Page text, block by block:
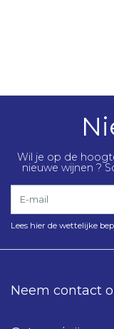
Wil je op de
nieuwe wijnen ?
Lees hier de wettelijke
Neem contact